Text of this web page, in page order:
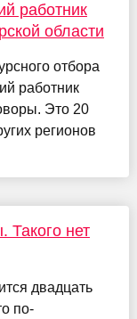
работник
области
отбора
работник
Это 20
регионов
Такого нет
двадцать
по-